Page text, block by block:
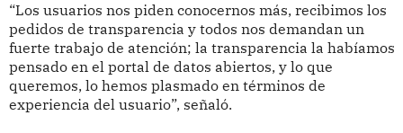
“Los usuarios nos piden conocernos más, recibimos los
pedidos de transparencia y todos nos demandan un
fuerte trabajo de atención; la transparencia la habíamos
pensado en el portal de datos abiertos, y lo que
queremos, lo hemos plasmado en términos de
experiencia del usuario”, señaló.